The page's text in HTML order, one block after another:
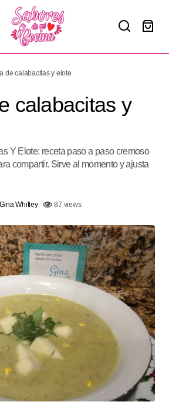
de calabacitas y elote
calabacitas y
Y Elote: receta paso a paso cremoso
compartir. Sirve al momento y ajusta
Gina Whitley 87 views